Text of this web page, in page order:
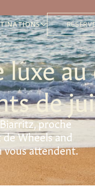
luxe
de
proche
Wheels and
vous attendent.